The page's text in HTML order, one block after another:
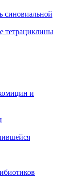
синовиальной
тетрациклины
и